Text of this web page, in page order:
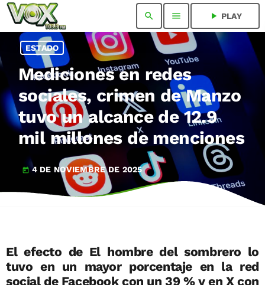
search menu play_arrow PLAY
ESTADO
Mediciones en redes
sociales, crimen de Manzo
tuvo un alcance de 12.9
mil millones de menciones
today 4 DE NOVIEMBRE DE 2025
El efecto de El hombre del sombrero lo
tuvo en un mayor porcentaje en la red
social de Facebook con un 39 % y en X con